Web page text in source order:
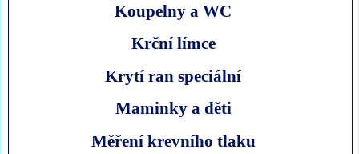
Koupelny a WC
Krční límce
Krytí ran speciální
Maminky a děti
Měření krevního tlaku